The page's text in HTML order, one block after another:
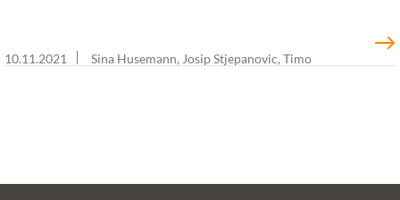
was angegangen werden? Wir haben das Netzwerk
Einschätzung der Fachleute: die flächendeckende
10.11.2021
Sina Husemann, Josip Stjepanovic, Timo